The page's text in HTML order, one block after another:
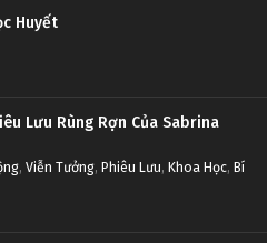
Huyết
Lưu Rùng Rợn Của Sabrina
, Viễn Tưởng, Phiêu Lưu, Khoa Học, Bí